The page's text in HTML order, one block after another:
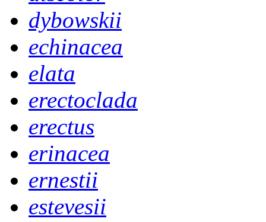
dybowskii
echinacea
elata
erectoclada
erectus
erinacea
ernestii
estevesii